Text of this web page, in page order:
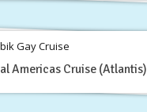
Americas Cruise (Atlantis)